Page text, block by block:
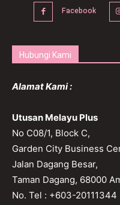
Facebook
Hubungi Kami
Alamat Kami :
Utusan Melayu Plus
No C08/1, Block C,
Garden City Business
Jalan Dagang Besar,
Taman Dagang, 68000
No. Tel : +603-20111344